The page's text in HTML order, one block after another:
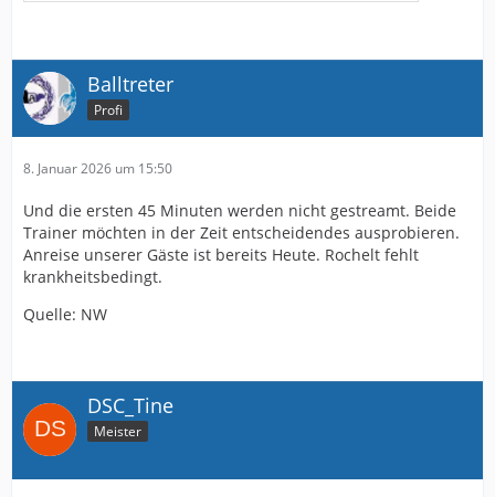
Balltreter
Profi
8. Januar 2026 um 15:50
Und die ersten 45 Minuten werden nicht gestreamt. Beide
Trainer möchten in der Zeit entscheidendes ausprobieren.
Anreise unserer Gäste ist bereits Heute. Rochelt fehlt
krankheitsbedingt.
Quelle: NW
DSC_Tine
Meister